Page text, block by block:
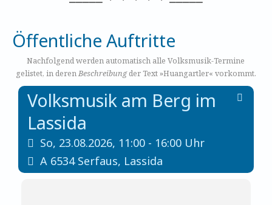
Öffentliche Auftritte
Nachfolgend werden automatisch alle Volksmusik-Termine
gelistet, in derenBeschreibungder Text »Huangartler« vorkommt.
Volksmusik am Berg im
Lassida
So, 23.08.2026, 11:00 - 16:00 Uhr
A 6534 Serfaus, Lassida